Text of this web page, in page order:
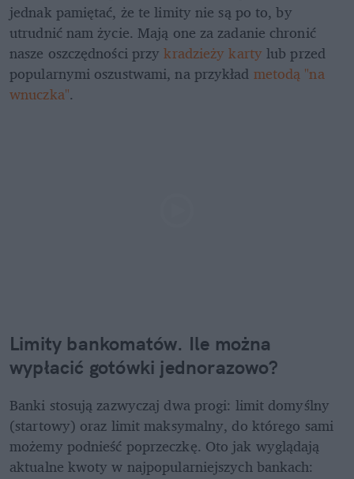
jednak pamiętać, że te limity nie są po to, by
utrudnić nam życie. Mają one za zadanie chronić
nasze oszczędności przy kradzieży karty lub przed
popularnymi oszustwami, na przykład metodą "na
wnuczka".
Limity bankomatów. Ile można
wypłacić gotówki jednorazowo?
Banki stosują zazwyczaj dwa progi: limit domyślny
(startowy) oraz limit maksymalny, do którego sami
możemy podnieść poprzeczkę. Oto jak wyglądają
aktualne kwoty w najpopularniejszych bankach: